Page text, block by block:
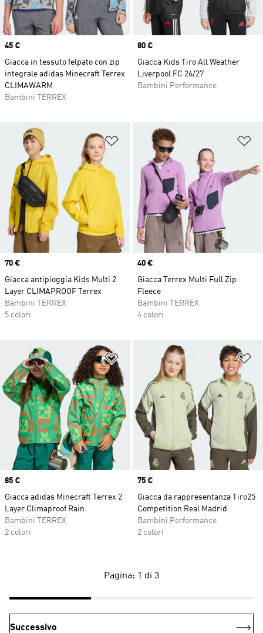
Price
45 €
Giacca in tessuto felpato con zip
integrale adidas Minecraft Terrex
CLIMAWARM
Bambini TERREX
Price
80 €
Giacca Kids Tiro All Weather
Liverpool FC 26/27
Bambini Performance
Aggiungi alla lista dei desideri
Price
70 €
Giacca antipioggia Kids Multi 2
Layer CLIMAPROOF Terrex
Bambini TERREX
5 colori
Price
40 €
Giacca Terrex Multi Full Zip
Fleece
Bambini TERREX
4 colori
Aggiungi alla lista dei desideri
Price
85 €
Giacca adidas Minecraft Terrex 2
Layer Climaproof Rain
Bambini TERREX
2 colori
Price
75 €
Giacca da rappresentanza Tiro25
Competition Real Madrid
Bambini Performance
2 colori
Pagina: 1 di 3
Successivo